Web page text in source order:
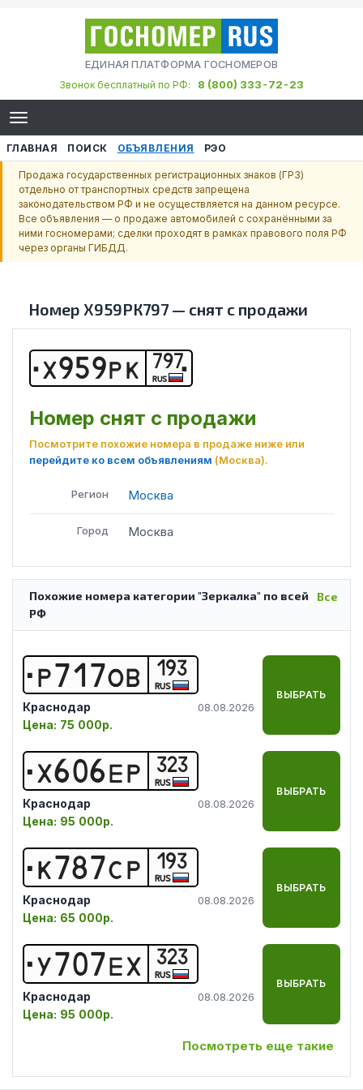
ЕДИНАЯ ПЛАТФОРМА ГОСНОМЕРОВ
Звонок бесплатный по РФ:
8 (800) 333-72-23
ГЛАВНАЯ ПОИСК ОБЪЯВЛЕНИЯ РЭО
Продажа государственных регистрационных знаков (ГРЗ)
отдельно от транспортных средств запрещена
законодательством РФ и не осуществляется на данном ресурсе.
Все объявления — о продаже автомобилей с сохранёнными за
ними госномерами; сделки проходят в рамках правового поля РФ
через органы ГИБДД.
Номер Х959РК797— снят с продажи
Х959Р К 797
RUS
Номер снят с продажи
Посмотрите похожие номера в продаже ниже или
перейдите ко всем объявлениям (Москва).
Регион Москва
Город Москва
Все
Похожие номера категории "Зеркалка" по всей
РФ
Р71 7ОВ 193
RUS
Краснодар 08.08.2026
Цена: 75 000р.
ВЫБРАТЬ
Х606ЕР 323
RUS
Краснодар 08.08.2026
Цена: 95 000р.
ВЫБРАТЬ
К787С Р 193
RUS
Краснодар 08.08.2026
Цена: 65 000р.
ВЫБРАТЬ
У707ЕХ 323
RUS
Краснодар 08.08.2026
Цена: 95 000р.
ВЫБРАТЬ
Посмотреть еще такие